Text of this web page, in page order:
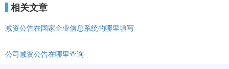
相关文章
减资公告在国家企业信息系统的哪里填写
公司减资公告在哪里查询